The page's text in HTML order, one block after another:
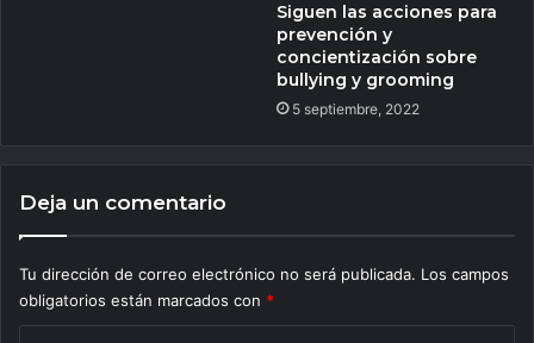
Siguen las acciones para
prevención y
concientización sobre
bullying y grooming
5 septiembre, 2022
Deja un comentario
Tu dirección de correo electrónico no será publicada. Los campos
obligatorios están marcados con *